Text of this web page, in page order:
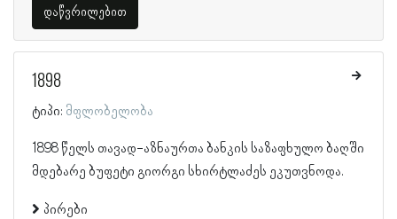
დაწვრილებით
1898
ტიპი: მფლობელობა
1898 წელს თავად-აზნაურთა ბანკის საზაფხულო ბაღში
მდებარე ბუფეტი გიორგი სხირტლაძეს ეკუთვნოდა.
პირები